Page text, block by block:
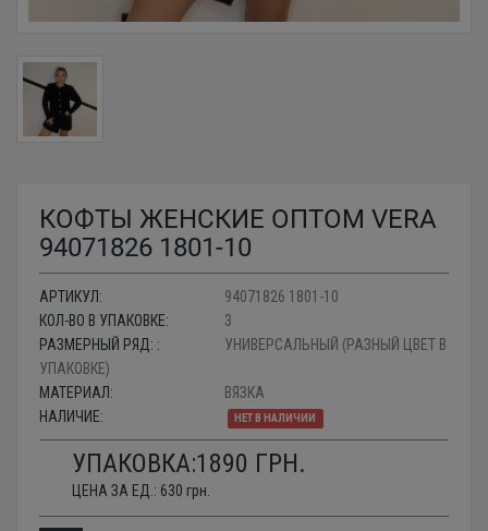
КОФТЫ ЖЕНСКИЕ ОПТОМ VERA
94071826 1801-10
АРТИКУЛ:
94071826 1801-10
КОЛ-ВО В УПАКОВКЕ:
3
РАЗМЕРНЫЙ РЯД: :
УНИВЕРСАЛЬНЫЙ (РАЗНЫЙ ЦВЕТ В
УПАКОВКЕ)
МАТЕРИАЛ:
ВЯЗКА
НАЛИЧИЕ:
НЕТ В НАЛИЧИИ
УПАКОВКА:1890 ГРН.
ЦЕНА ЗА ЕД.: 630 грн.